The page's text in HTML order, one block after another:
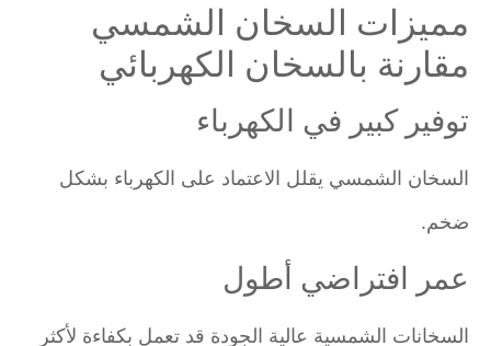
مميزات السخان الشمسي
مقارنة بالسخان الكهربائي
توفير كبير في الكهرباء
السخان الشمسي يقلل الاعتماد على الكهرباء بشكل
ضخم.
عمر افتراضي أطول
السخانات الشمسية عالية الجودة قد تعمل بكفاءة لأكثر